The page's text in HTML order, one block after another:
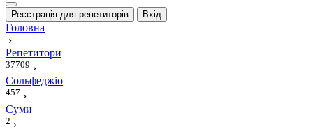
Реєстрація для репетиторів Вхід
Головна
›
Репетитори
37709 ›
Сольфеджіо
457 ›
Суми
2 ›